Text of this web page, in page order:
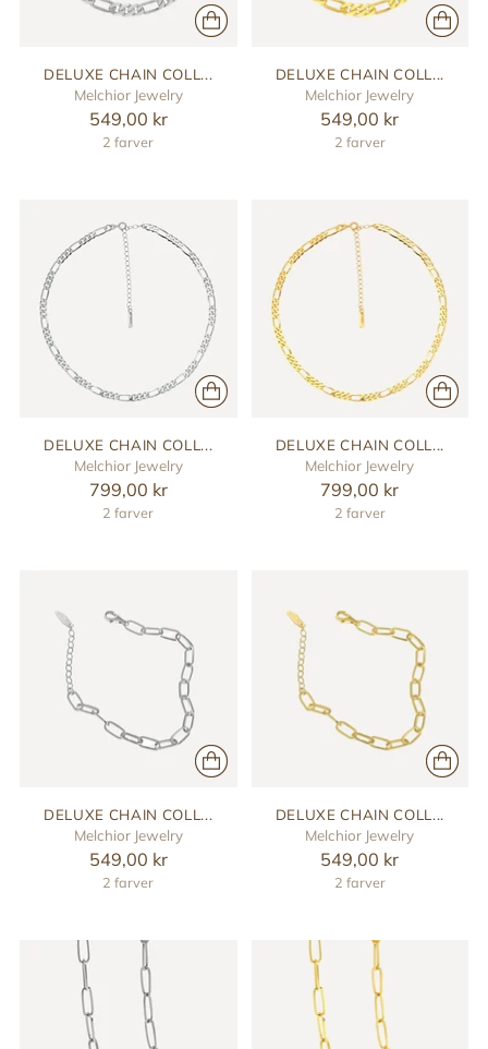
DELUXE CHAIN COLL...
Melchior Jewelry
549,00 kr
2 farver
DELUXE CHAIN COLL...
Melchior Jewelry
549,00 kr
2 farver
DELUXE CHAIN COLL...
Melchior Jewelry
799,00 kr
2 farver
DELUXE CHAIN COLL...
Melchior Jewelry
799,00 kr
2 farver
DELUXE CHAIN COLL...
Melchior Jewelry
549,00 kr
2 farver
DELUXE CHAIN COLL...
Melchior Jewelry
549,00 kr
2 farver